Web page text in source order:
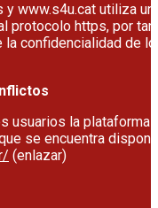
y www.s4u.cat utiliza
protocolo https, por
la confidencialidad de
usuarios la
se encuentra
(enlazar)